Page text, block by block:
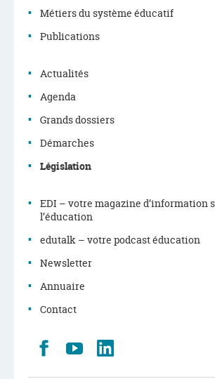
Menu
de
navigation
Métiers du système éducatif
Publications
Actualités
Agenda
Grands dossiers
Démarches
Législation
EDI – votre magazine d’information
l’éducation
edutalk – votre podcast éducation
Newsletter
Annuaire
Contact
Retrouvez
nous
Facebook
Youtube